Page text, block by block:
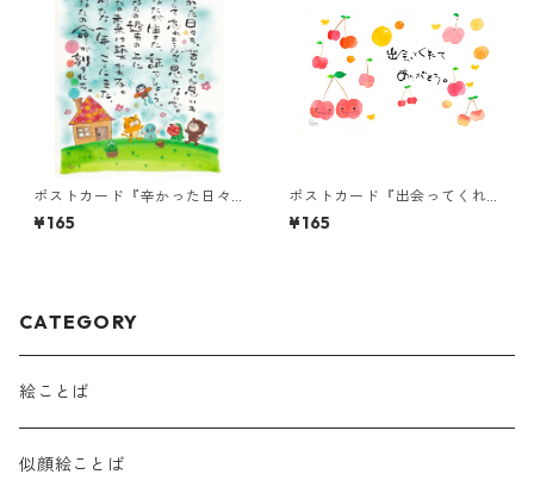
ポストカード『辛かった日々
も、苦しかった思い
も・・・』
¥165
ポストカード『出会ってくれ
て ありがとう。』
¥165
CATEGORY
絵ことば
似顔絵ことば